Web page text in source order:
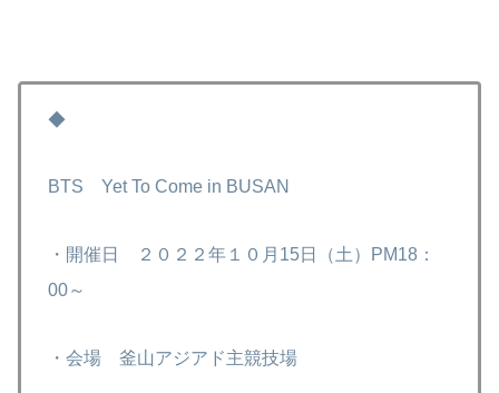
◆
BTS Yet To Come in BUSAN
・開催日 ２０２２年１０月15日（土）PM18：
00～
・会場 釜山アジアド主競技場